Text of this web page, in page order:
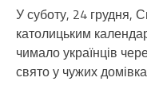
У суботу, 24 грудня,
католицьким
чимало українців
свято у чужих